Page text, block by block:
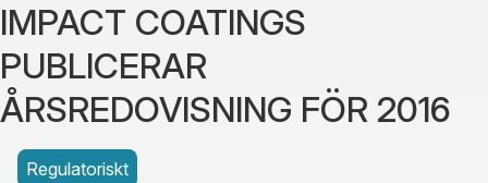
IMPACT COATINGS
PUBLICERAR
ÅRSREDOVISNING FÖR 2016
Regulatoriskt